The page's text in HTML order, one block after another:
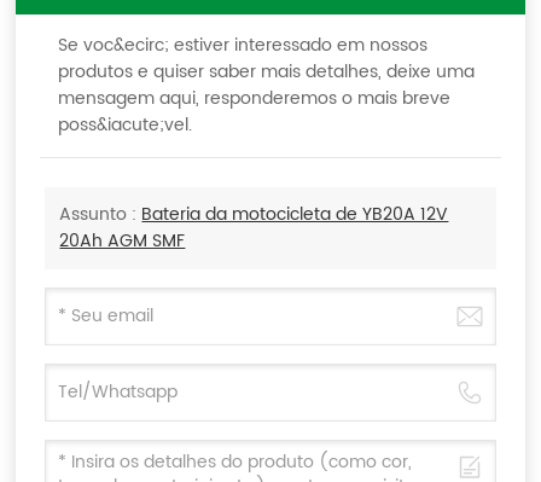
Se voc&ecirc; estiver interessado em nossos
produtos e quiser saber mais detalhes, deixe uma
mensagem aqui, responderemos o mais breve
poss&iacute;vel.
Assunto :Bateria da motocicleta de YB20A 12V
20Ah AGM SMF